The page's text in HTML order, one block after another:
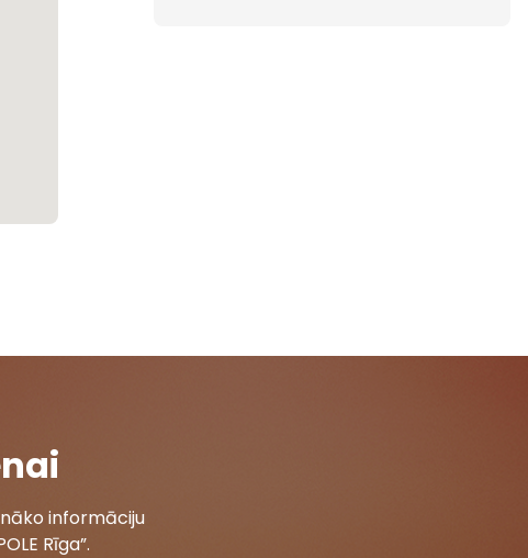
informāciju
Rīga”.